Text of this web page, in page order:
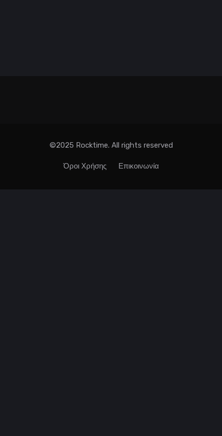
©2025 Rocktime. All rights reserved
Όροι Χρήσης Επικοινωνία